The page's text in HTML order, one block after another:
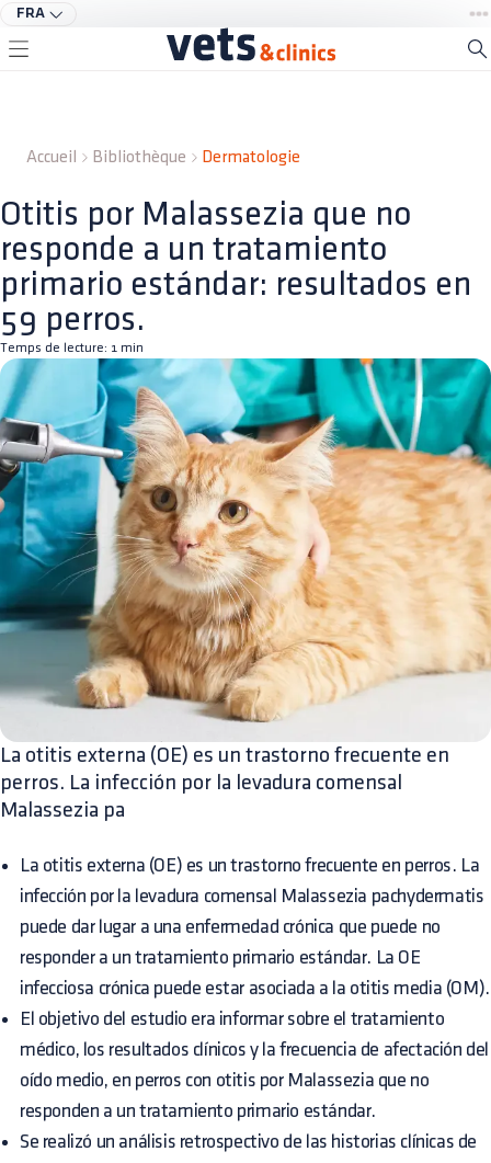
FRA
Accueil Bibliothèque Dermatologie
Otitis por Malassezia que no
responde a un tratamiento
primario estándar: resultados en
59 perros.
Temps de lecture: 1 min
La otitis externa (OE) es un trastorno frecuente en
perros. La infección por la levadura comensal
Malassezia pa
La otitis externa (OE) es un trastorno frecuente en perros. La
infección por la levadura comensal Malassezia pachydermatis
puede dar lugar a una enfermedad crónica que puede no
responder a un tratamiento primario estándar. La OE
infecciosa crónica puede estar asociada a la otitis media (OM).
El objetivo del estudio era informar sobre el tratamiento
médico, los resultados clínicos y la frecuencia de afectación del
oído medio, en perros con otitis por Malassezia que no
responden a un tratamiento primario estándar.
Se realizó un análisis retrospectivo de las historias clínicas de